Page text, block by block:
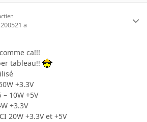
21 a
ca!!!
tableau!!
+3.3V
– 10W +5V
+3.3V
20W +3.3V et +5V